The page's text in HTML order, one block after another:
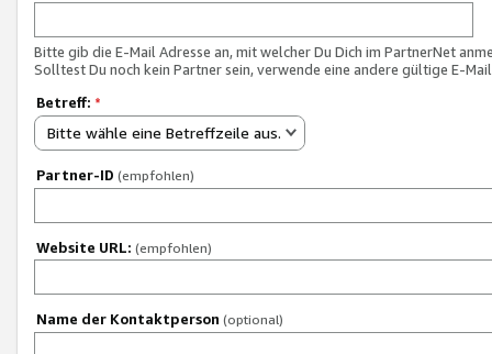
Bitte gib die E-Mail Adresse an, mit welcher Du Dich im PartnerNet
Solltest Du noch kein Partner sein, verwende eine andere gültige E-
Betreff: *
Bitte wähle eine Betreffzeile aus.
Partner-ID (empfohlen)
Website URL: (empfohlen)
Name der Kontaktperson (optional)